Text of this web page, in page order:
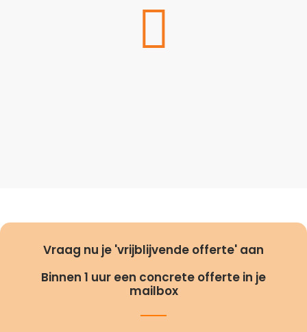
Vraag nu je 'vrijblijvende offerte' aan
Binnen 1 uur een concrete offerte in je
mailbox